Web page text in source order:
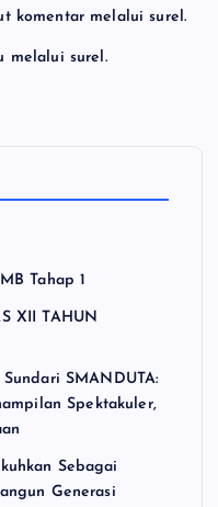
komentar melalui surel.
melalui surel.
Tahap 1
XII TAHUN
SMANDUTA:
Spektakuler,
Sebagai
Generasi